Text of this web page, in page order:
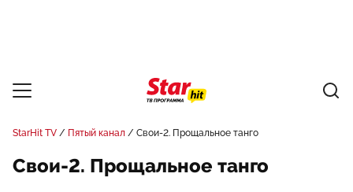
StarHit TV Пятый канал Свои-2. Прощальное танго
Свои-2. Прощальное танго